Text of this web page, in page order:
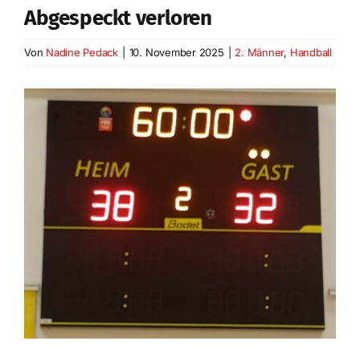
Abgespeckt verloren
Von Nadine Pedack 10. November 2025 2. Männer, Handball